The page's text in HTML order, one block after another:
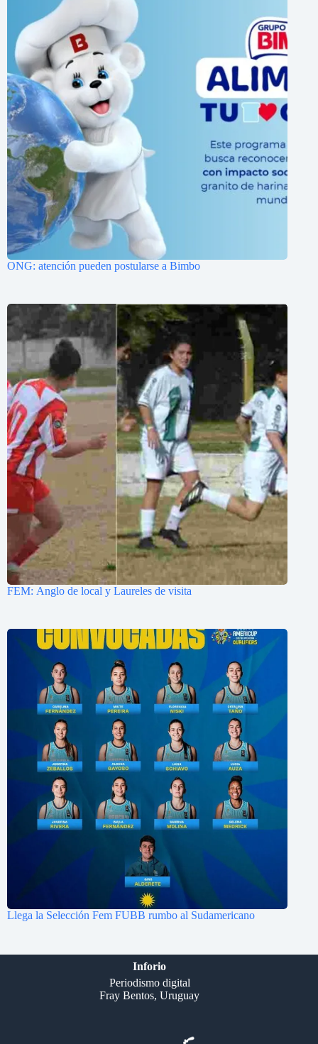
ONG: atención pueden postularse a Bimbo
FEM: Anglo de local y Laureles de visita
Llega la Selección Fem FUBB rumbo al Sudamericano
Inforio
Periodismo digital
Fray Bentos, Uruguay